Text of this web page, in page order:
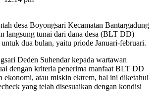
desa Boyongsari Kecamatan Bantargadung
langsung tunai dari dana desa (BLT DD)
dua bulan, yaitu priode Januari-februari.
Deden Suhendar kepada wartawan
dengan kriteria penerima manfaat BLT DD
ekonomi, atau miskin ektrem, hal ini diketahui
yang telah disesuaikan dengan kondisi